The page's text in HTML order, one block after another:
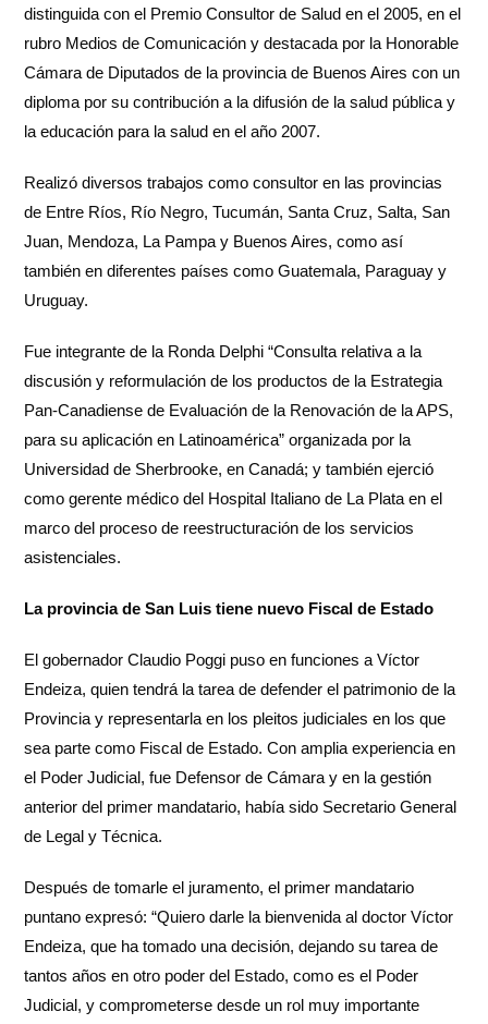
distinguida con el Premio Consultor de Salud en el 2005, en el
rubro Medios de Comunicación y destacada por la Honorable
Cámara de Diputados de la provincia de Buenos Aires con un
diploma por su contribución a la difusión de la salud pública y
la educación para la salud en el año 2007.
Realizó diversos trabajos como consultor en las provincias
de Entre Ríos, Río Negro, Tucumán, Santa Cruz, Salta, San
Juan, Mendoza, La Pampa y Buenos Aires, como así
también en diferentes países como Guatemala, Paraguay y
Uruguay.
Fue integrante de la Ronda Delphi “Consulta relativa a la
discusión y reformulación de los productos de la Estrategia
Pan-Canadiense de Evaluación de la Renovación de la APS,
para su aplicación en Latinoamérica” organizada por la
Universidad de Sherbrooke, en Canadá; y también ejerció
como gerente médico del Hospital Italiano de La Plata en el
marco del proceso de reestructuración de los servicios
asistenciales.
La provincia de San Luis tiene nuevo Fiscal de Estado
El gobernador Claudio Poggi puso en funciones a Víctor
Endeiza, quien tendrá la tarea de defender el patrimonio de la
Provincia y representarla en los pleitos judiciales en los que
sea parte como Fiscal de Estado. Con amplia experiencia en
el Poder Judicial, fue Defensor de Cámara y en la gestión
anterior del primer mandatario, había sido Secretario General
de Legal y Técnica.
Después de tomarle el juramento, el primer mandatario
puntano expresó: “Quiero darle la bienvenida al doctor Víctor
Endeiza, que ha tomado una decisión, dejando su tarea de
tantos años en otro poder del Estado, como es el Poder
Judicial, y comprometerse desde un rol muy importante